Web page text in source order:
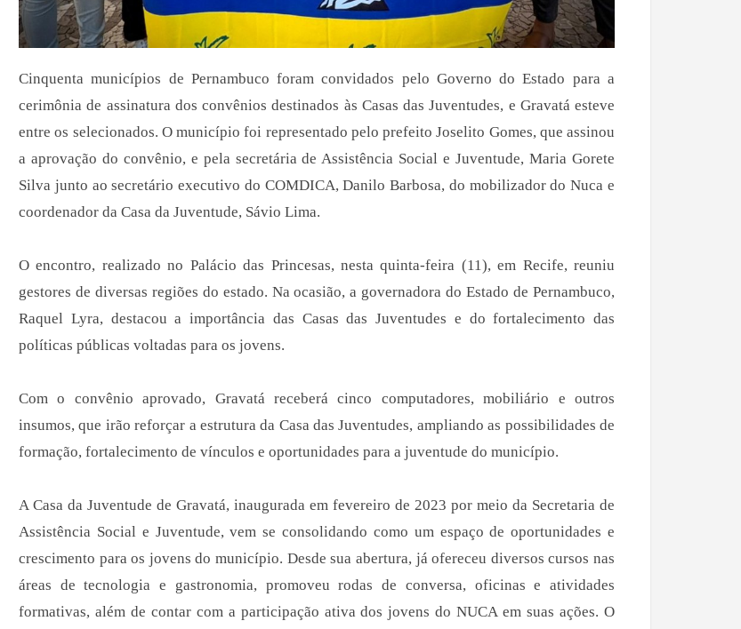
Cinquenta municípios de Pernambuco foram convidados pelo Governo do Estado para a
cerimônia de assinatura dos convênios destinados às Casas das Juventudes, e Gravatá esteve
entre os selecionados. O município foi representado pelo prefeito Joselito Gomes, que assinou
a aprovação do convênio, e pela secretária de Assistência Social e Juventude, Maria Gorete
Silva junto ao secretário executivo do COMDICA, Danilo Barbosa, do mobilizador do Nuca e
coordenador da Casa da Juventude, Sávio Lima.
O encontro, realizado no Palácio das Princesas, nesta quinta-feira (11), em Recife, reuniu
gestores de diversas regiões do estado. Na ocasião, a governadora do Estado de Pernambuco,
Raquel Lyra, destacou a importância das Casas das Juventudes e do fortalecimento das
políticas públicas voltadas para os jovens.
Com o convênio aprovado, Gravatá receberá cinco computadores, mobiliário e outros
insumos, que irão reforçar a estrutura da Casa das Juventudes, ampliando as possibilidades de
formação, fortalecimento de vínculos e oportunidades para a juventude do município.
A Casa da Juventude de Gravatá, inaugurada em fevereiro de 2023 por meio da Secretaria de
Assistência Social e Juventude, vem se consolidando como um espaço de oportunidades e
crescimento para os jovens do município. Desde sua abertura, já ofereceu diversos cursos nas
áreas de tecnologia e gastronomia, promoveu rodas de conversa, oficinas e atividades
formativas, além de contar com a participação ativa dos jovens do NUCA em suas ações. O